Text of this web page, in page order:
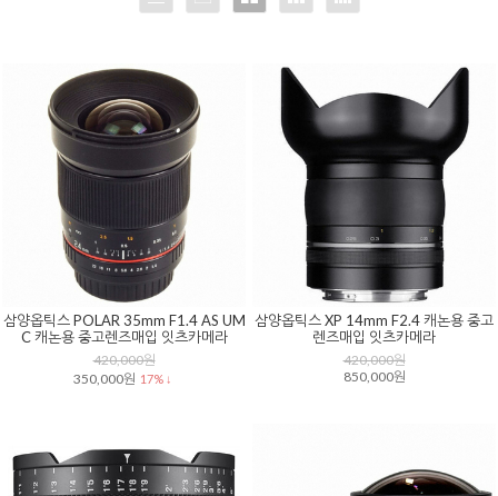
삼양옵틱스 POLAR 35mm F1.4 AS UM
C 캐논용 중고렌즈매입 잇츠카메라
420,000원
350,000원 17% ↓
삼양옵틱스 XP 14mm F2.4 캐논용 중고
렌즈매입 잇츠카메라
420,000원
850,000원